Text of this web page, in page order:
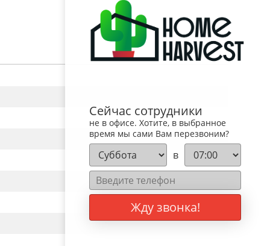
Сейчас сотрудники
не в офисе. Хотите, в выбранное
время мы сами Вам перезвоним?
в
Жду звонка!